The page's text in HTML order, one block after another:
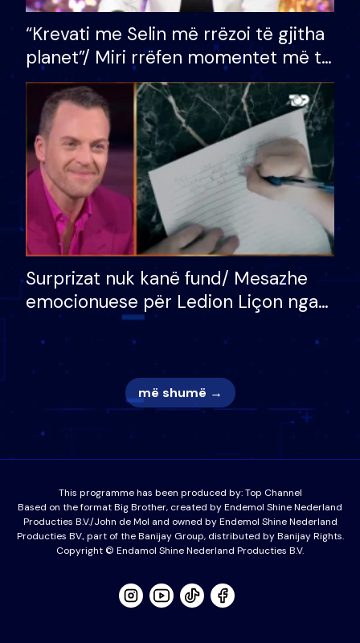
“Krevati me Selin më rrëzoi të gjitha
planet”/ Miri rrëfen momentet më të
bukura në shtëpinë e BB VIP: Do më
mungojë zilja e mëngjesit kur…
Surprizat nuk kanë fund/ Mesazhe
emocionuese për Ledion Liçon nga
nëna dhe fëmijët e tij, moderatori
nuk i mban dot lotët: Nuk meritoj…
më shumë →
This programme has been produced by:Top Channel
Based on the format Big Brother, created by Endemol Shine Nederland
Producties B.V./John de Mol and owned by Endemol Shine Nederland
Producties BV., part of the Banijay Group, distributed by Banijay Rights.
Copyright © Endamol Shine Nederland Producties B.V.